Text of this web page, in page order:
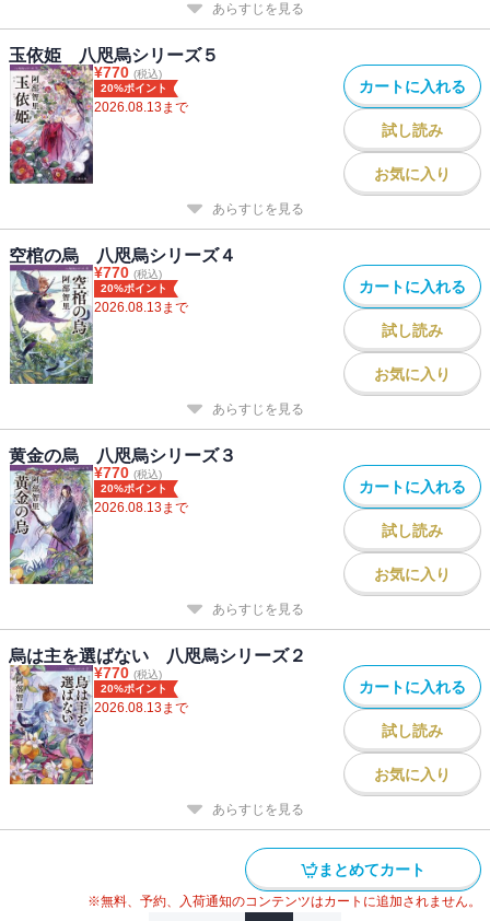
あらすじを見る
玉依姫 八咫烏シリーズ５
¥770 (税込)
20%ポイント
2026.08.13まで
カートに入れる
試し読み
お気に入り
あらすじを見る
空棺の烏 八咫烏シリーズ４
¥770 (税込)
20%ポイント
2026.08.13まで
カートに入れる
試し読み
お気に入り
あらすじを見る
黄金の烏 八咫烏シリーズ３
¥770 (税込)
20%ポイント
2026.08.13まで
カートに入れる
試し読み
お気に入り
あらすじを見る
烏は主を選ばない 八咫烏シリーズ２
¥770 (税込)
20%ポイント
2026.08.13まで
カートに入れる
試し読み
お気に入り
あらすじを見る
まとめてカート
※無料、予約、入荷通知のコンテンツはカートに追加されません。